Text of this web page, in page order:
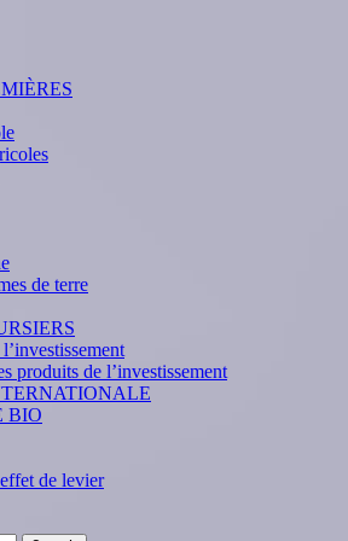
de terre
produits de l’investissement
BIO
de levier